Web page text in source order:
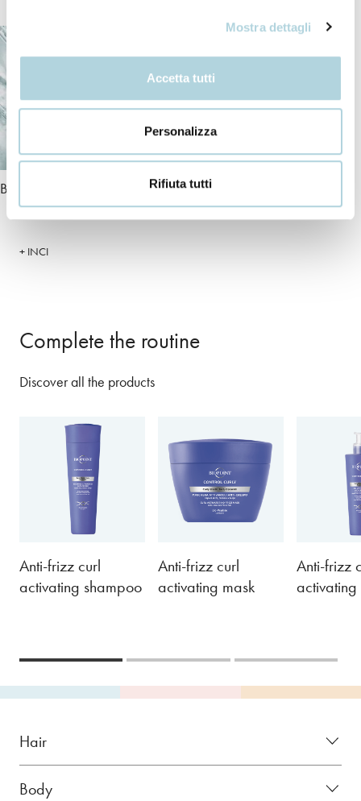
Mostra dettagli
Accetta tutti
Personalizza
Rifiuta tutti
Bio-Peptide Complex Ceramides
+ INCI
Complete the routine
Discover all the products
Anti-frizz curl
activating shampoo
Anti-frizz curl
activating mask
Anti-frizz
Hair
Body